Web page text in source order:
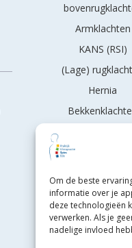
Om de beste
informatie over je
deze technologieën
verwerken. Als je
nadelige invloed
Armklachten
KANS (RSI)
(Lage)
Hernia